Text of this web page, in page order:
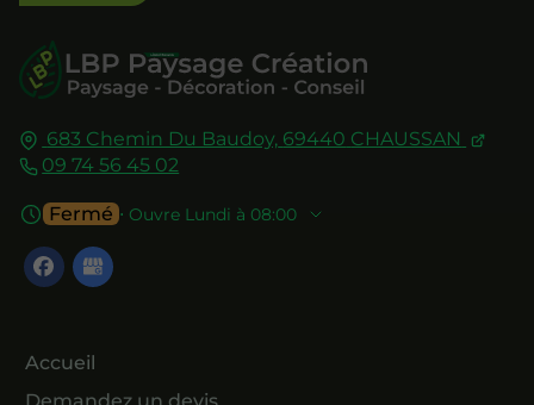
683 Chemin Du Baudoy, 69440 CHAUSSAN
09 74 56 45 02
Fermé ⋅ Ouvre Lundi à 08:00
Accueil